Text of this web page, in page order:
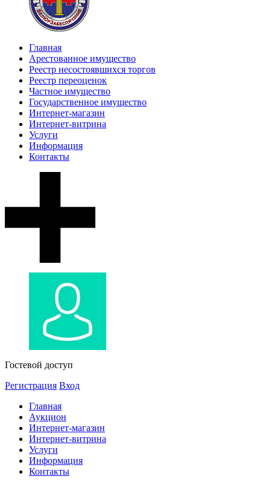
Главная
Арестованное имущество
Реестр несостоявшихся торгов
Реестр переоценок
Частное имущество
Государственное имущество
Интернет-магазин
Интернет-витрина
Услуги
Информация
Контакты
Гостевой доступ
Регистрация Вход
Главная
Аукцион
Интернет-магазин
Интернет-витрина
Услуги
Информация
Контакты